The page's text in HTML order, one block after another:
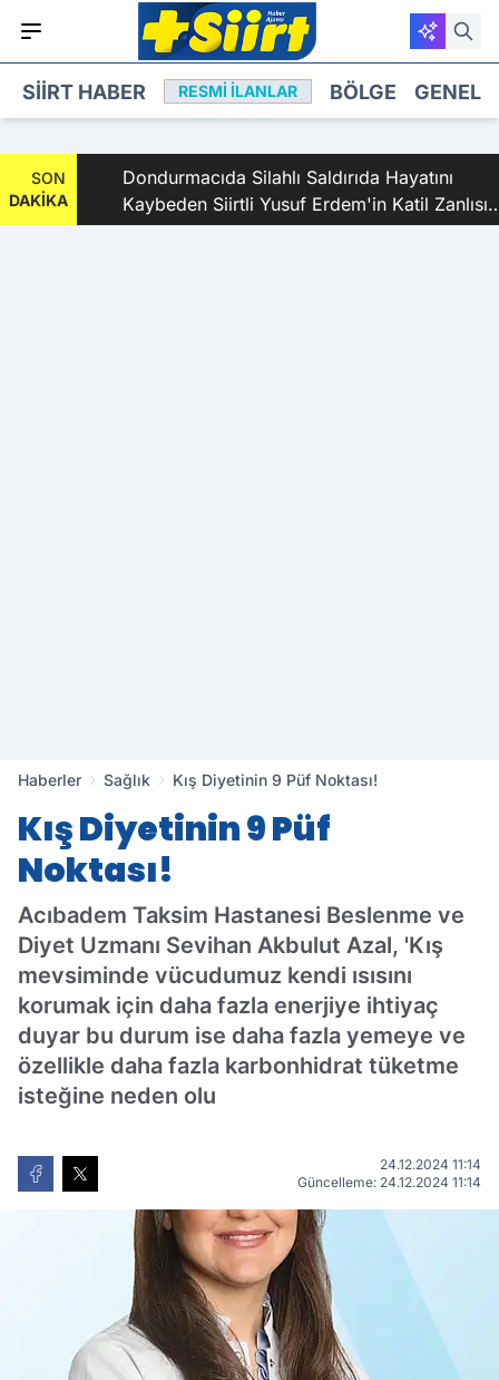
SIIRT HABER RESMI İLANLAR BÖLGE GENEL
SON
DAKİKA
Dondurmacıda Silahlı Saldırıda Hayatını
Kaybeden Siirtli Yusuf Erdem'in Katil Zanlısı
ve 9 Şüpheli Tutuklandı
Haberler Sağlık Kış Diyetinin 9 Püf Noktası!
Kış Diyetinin 9 Püf
Noktası!
Acıbadem Taksim Hastanesi Beslenme ve
Diyet Uzmanı Sevihan Akbulut Azal, 'Kış
mevsiminde vücudumuz kendi ısısını
korumak için daha fazla enerjiye ihtiyaç
duyar bu durum ise daha fazla yemeye ve
özellikle daha fazla karbonhidrat tüketme
isteğine neden olu
24.12.2024 11:14
Güncelleme: 24.12.2024 11:14